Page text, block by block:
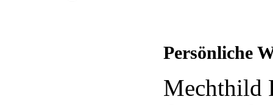
Persönliche
Mechthild